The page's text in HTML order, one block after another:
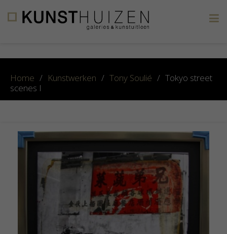
Home / Kunstwerken / Tony Soulié / Tokyo street
scenes I